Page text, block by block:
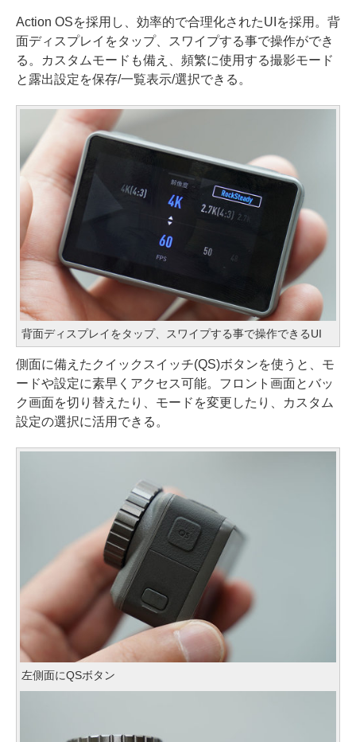
Action OSを採用し、効率的で合理化されたUIを採用。背
面ディスプレイをタップ、スワイプする事で操作ができ
る。カスタムモードも備え、頻繁に使用する撮影モード
と露出設定を保存/一覧表示/選択できる。
背面ディスプレイをタップ、スワイプする事で操作できるUI
側面に備えたクイックスイッチ(QS)ボタンを使うと、モ
ードや設定に素早くアクセス可能。フロント画面とバッ
ク画面を切り替えたり、モードを変更したり、カスタム
設定の選択に活用できる。
左側面にQSボタン